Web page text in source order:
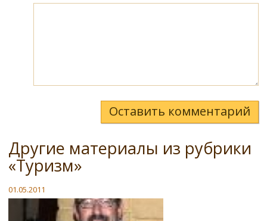
Оставить комментарий
Другие материалы из рубрики
«Туризм»
01.05.2011